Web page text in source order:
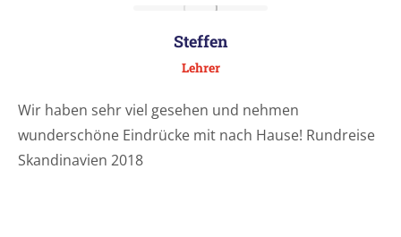
Steffen
Lehrer
Wir haben sehr viel gesehen und nehmen
wunderschöne Eindrücke mit nach Hause! Rundreise
Skandinavien 2018